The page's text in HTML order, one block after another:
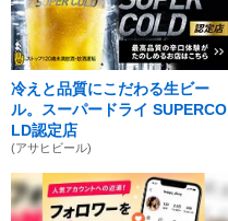
冷えと品質にこだわる生ビー
ル。スーパードライ SUPERCO
LD認定店
(アサヒビール)